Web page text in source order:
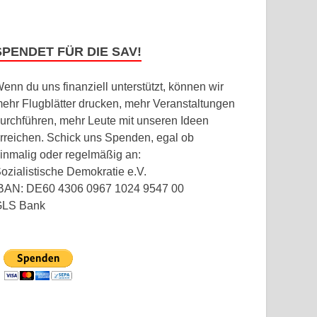
FÜR DIE SAV!
du uns finanziell unterstützt, können wir
Flugblätter drucken, mehr Veranstaltungen
mehr Leute mit unseren Ideen
Schick uns Spenden, egal ob
oder regelmäßig an:
Demokratie e.V.
DE60 4306 0967 1024 9547 00
Bank